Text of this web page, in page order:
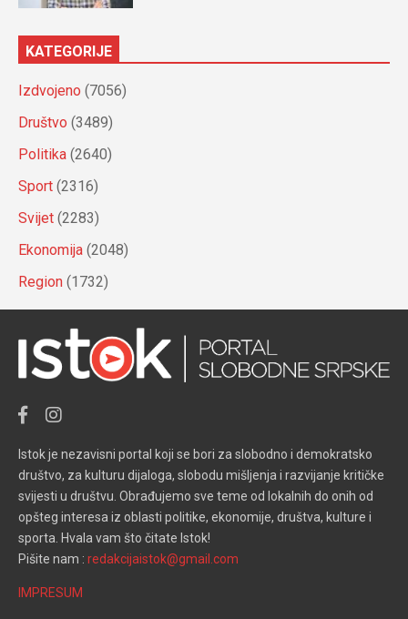
KATEGORIJE
Izdvojeno (7056)
Društvo (3489)
Politika (2640)
Sport (2316)
Svijet (2283)
Ekonomija (2048)
Region (1732)
Istok je nezavisni portal koji se bori za slobodno i demokratsko
društvo, za kulturu dijaloga, slobodu mišljenja i razvijanje kritičke
svijesti u društvu. Obrađujemo sve teme od lokalnih do onih od
opšteg interesa iz oblasti politike, ekonomije, društva, kulture i
sporta. Hvala vam što čitate Istok!
Pišite nam : redakcijaistok@gmail.com
IMPRESUM